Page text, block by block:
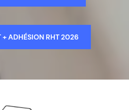
+ ADHÉSION RHT 2026